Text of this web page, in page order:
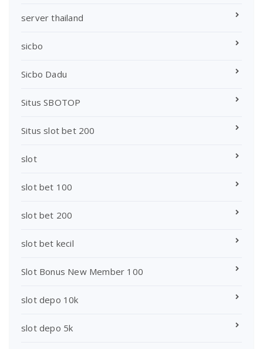
server thailand
sicbo
Sicbo Dadu
Situs SBOTOP
Situs slot bet 200
slot
slot bet 100
slot bet 200
slot bet kecil
Slot Bonus New Member 100
slot depo 10k
slot depo 5k